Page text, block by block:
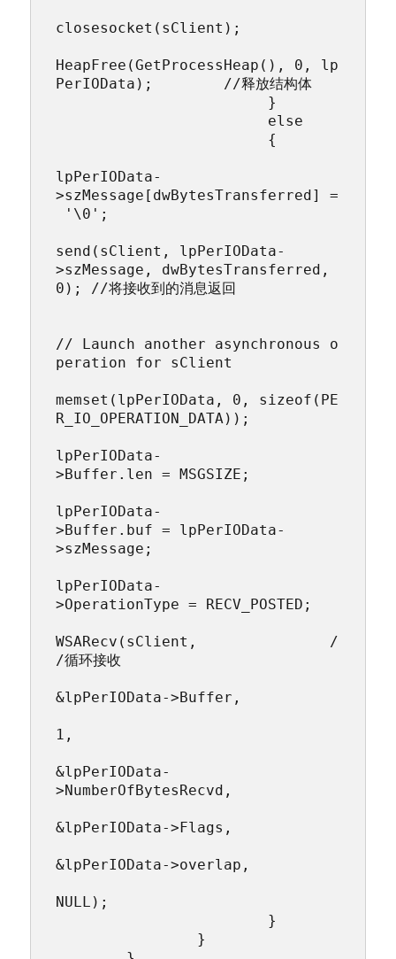
closesocket(sClient);
HeapFree(GetProcessHeap(), 0, lp
PerIOData);        //释放结构体
lpPerIOData-
>szMessage[dwBytesTransferred] =
'\0';
send(sClient, lpPerIOData-
>szMessage, dwBytesTransferred,
0); //将接收到的消息返回
// Launch another asynchronous o
peration for sClient
memset(lpPerIOData, 0, sizeof(PE
R_IO_OPERATION_DATA));
lpPerIOData-
>Buffer.len = MSGSIZE;
lpPerIOData-
>Buffer.buf = lpPerIOData-
>szMessage;
lpPerIOData-
>OperationType = RECV_POSTED;
WSARecv(sClient,               /
/循环接收
&lpPerIOData->Buffer,
1,
&lpPerIOData-
>NumberOfBytesRecvd,
&lpPerIOData->Flags,
&lpPerIOData->overlap,
NULL);